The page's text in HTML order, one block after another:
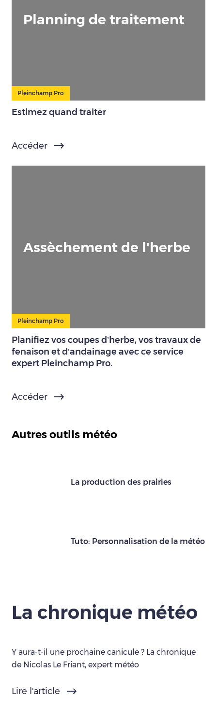
Planning de traitement
Pleinchamp Pro
Estimez quand traiter
Accéder
Assèchement de l'herbe
Pleinchamp Pro
Planifiez vos coupes d’herbe, vos travaux de
fenaison et d’andainage avec ce service
expert Pleinchamp Pro.
Accéder
Autres outils météo
La production des prairies
Tuto: Personnalisation de la météo
La chronique météo
Y aura-t-il une prochaine canicule ? La chronique
de Nicolas Le Friant, expert météo
Lire l'article